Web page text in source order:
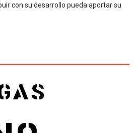
con su desarrollo pueda aportar su